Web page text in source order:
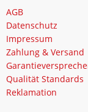
AGB
Datenschutz
Impressum
Zahlung & Versand
Qualität Standards
Reklamation